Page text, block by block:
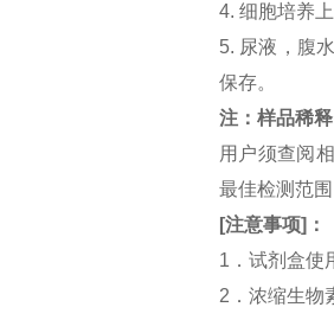
4. 细胞培养
5. 尿液，腹
保存。
注：样品稀
用户须查阅
最佳检测范
[注意事项] ：
1．试剂盒使
2．浓缩生物